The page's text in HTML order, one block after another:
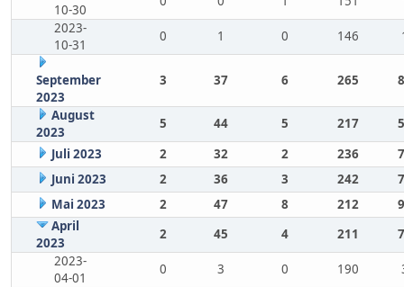
10-30
2023-
10-31
0 1 0 146
September
2023
3 37 6 265
August
2023
5 44 5 217
Juli 2023
2 32 2 236
Juni 2023
2 36 3 242
Mai 2023
2 47 8 212
April
2023
2 45 4 211
2023-
04-01
0 3 0 190